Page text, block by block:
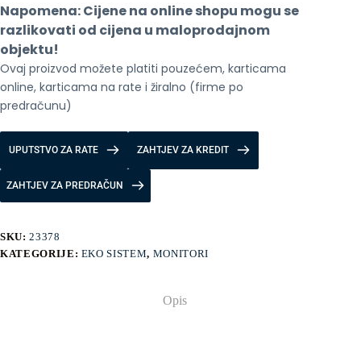
Napomena: Cijene na online shopu mogu se
razlikovati od cijena u maloprodajnom
objektu!
Ovaj proizvod možete platiti pouzećem, karticama
online, karticama na rate i žiralno (firme po
predračunu)
UPUTSTVO ZA RATE ZAHTJEV ZA KREDIT
ZAHTJEV ZA PREDRAČUN
SKU:23378
KATEGORIJE: EKO SISTEM, MONITORI
Opis